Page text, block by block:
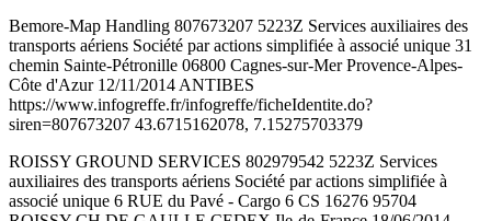
Bemore-Map Handling 807673207 5223Z Services auxiliaires des
transports aériens Société par actions simplifiée à associé unique 31
chemin Sainte-Pétronille 06800 Cagnes-sur-Mer Provence-Alpes-
Côte d'Azur 12/11/2014 ANTIBES
https://www.infogreffe.fr/infogreffe/ficheIdentite.do?
siren=807673207 43.6715162078, 7.15275703379
ROISSY GROUND SERVICES 802979542 5223Z Services
auxiliaires des transports aériens Société par actions simplifiée à
associé unique 6 RUE du Pavé - Cargo 6 CS 16276 95704